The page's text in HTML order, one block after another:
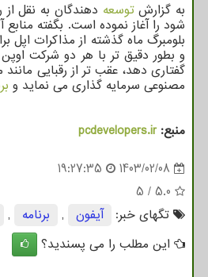
به گزارشتوسعه دهندگان به نقل
بلومبرگ ماه گذشته از مذاکرات
و بطور دقیق تر با هر دو شرکت
گفتاری دهد، عقب تر از رقبایی
مصنوعی سرمایه گذاری می نماید و
منبع:pcdevelopers.ir
1403/02/08
19:27:35
5.0
/
5
تگهای خبر:
آیفون , برنامه ,
این مطلب را می پسندید؟